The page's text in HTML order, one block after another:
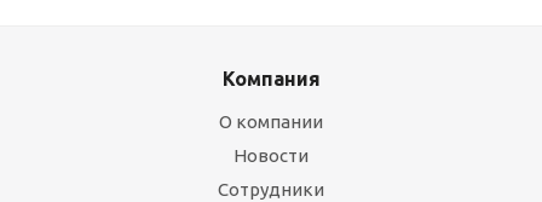
Компания
О компании
Новости
Сотрудники